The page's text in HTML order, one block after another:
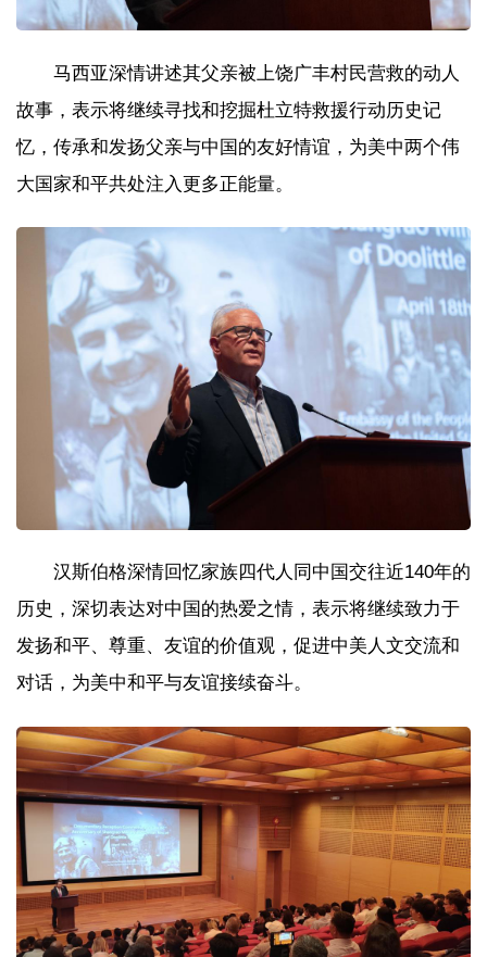
马西亚深情讲述其父亲被上饶广丰村民营救的动人
故事，表示将继续寻找和挖掘杜立特救援行动历史记
忆，传承和发扬父亲与中国的友好情谊，为美中两个伟
大国家和平共处注入更多正能量。
汉斯伯格深情回忆家族四代人同中国交往近140年的
历史，深切表达对中国的热爱之情，表示将继续致力于
发扬和平、尊重、友谊的价值观，促进中美人文交流和
对话，为美中和平与友谊接续奋斗。